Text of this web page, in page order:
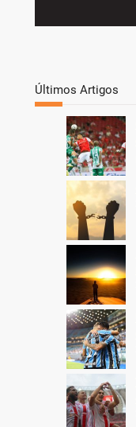
Últimos Artigos